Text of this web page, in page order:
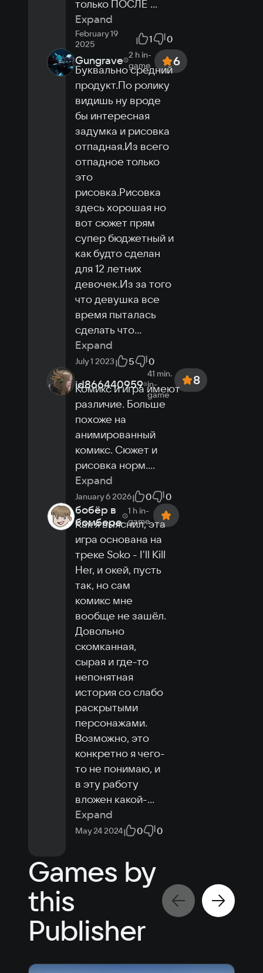
только ПОСЛЕ ...
Expand
February 19
2025
1 0
Gungrave 2 h in-
game
6
Буквально средний
продукт.По ролику
видишь ну вроде
бы интересная
задумка и рисовка
отпадная.Из всего
отпадное только
это
рисовка.Рисовка
здесь хорошая но
вот сюжет прям
супер бюджетный и
как будто сделан
для 12 летних
девочек.Из за того
что девушка все
время пыталась
сделать что...
Expand
July 1 2023 5 0
id866440959
41 min.
in-
game
8
Комикс и игра имеют
различие. Больше
похоже на
анимированный
комикс. Сюжет и
рисовка норм....
Expand
January 6 2026 0 0
бобёр в
бомбере
1 h in-
game
Как я выяснил, эта
игра основана на
треке Soko - I'll Kill
Her, и окей, пусть
так, но сам
комикс мне
вообще не зашёл.
Довольно
скомканная,
сырая и где-то
непонятная
история со слабо
раскрытыми
персонажами.
Возможно, это
конкретно я чего-
то не понимаю, и
в эту работу
вложен какой-...
Expand
May 24 2024 0 0
Games by
this
Publisher